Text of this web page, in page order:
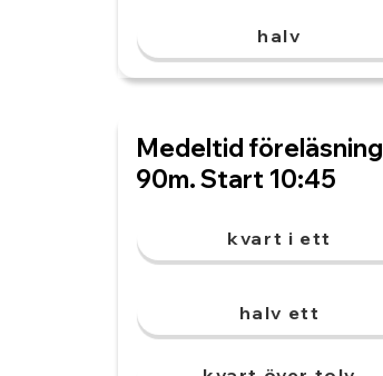
halv
Medeltid föreläsning
90m. Start 10:45
kvart i ett
halv ett